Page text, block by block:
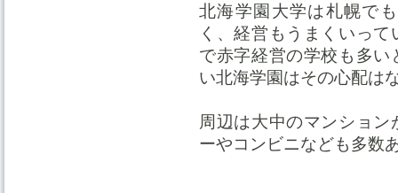
北海学園大学は札幌で
く、経営もうまくいっ
で赤字経営の学校も多
い北海学園はその心配は
周辺は大中のマンショ
ーやコンビニなども多数